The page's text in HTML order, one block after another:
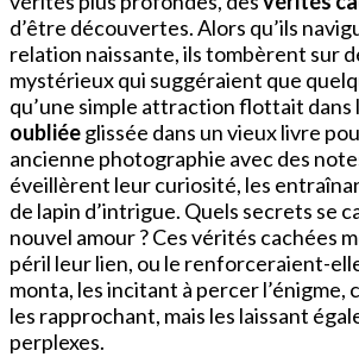
d’être découvertes. Alors qu’ils
relation naissante, ils tombèrent sur
mystérieux qui suggéraient que
qu’une simple attraction flottait dans
oubliéeglissée dans un vieux livre
ancienne photographie avec des
éveillèrent leur curiosité, les
de lapin d’intrigue. Quels secrets se
nouvel amour ? Ces vérités cachées
péril leur lien, ou le renforceraient-
monta, les incitant à percer l’énigme,
les rapprochant, mais les laissant
perplexes.